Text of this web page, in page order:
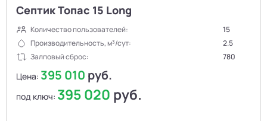
Септик Топас 15 Long
Количество пользователей:
15
Производительность, м³/сут:
2.5
Залповый сброс:
780
Цена: 395 010 руб.
под ключ: 395 020 руб.